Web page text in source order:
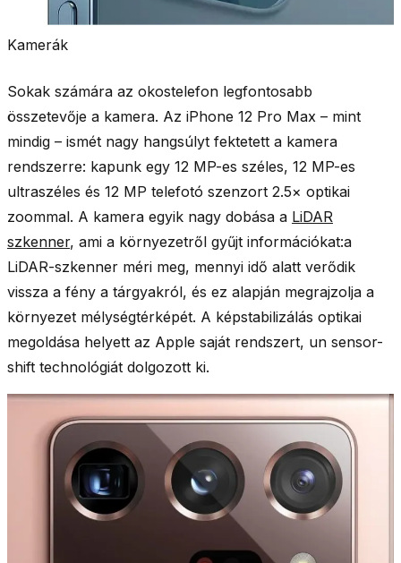
Kamerák
Sokak számára az okostelefon legfontosabb
összetevője a kamera. Az iPhone 12 Pro Max – mint
mindig – ismét nagy hangsúlyt fektetett a kamera
rendszerre: kapunk egy 12 MP-es széles, 12 MP-es
ultraszéles és 12 MP telefotó szenzort 2.5× optikai
zoommal. A kamera egyik nagy dobása a LiDAR
szkenner, ami a környezetről gyűjt információkat:a
LiDAR-szkenner méri meg, mennyi idő alatt verődik
vissza a fény a tárgyakról, és ez alapján megrajzolja a
környezet mélységtérképét. A képstabilizálás optikai
megoldása helyett az Apple saját rendszert, un sensor-
shift technológiát dolgozott ki.